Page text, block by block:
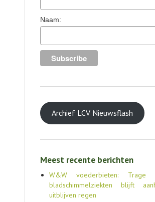
Naam:
Archief LCV Nieuwsflash
Meest recente berichten
W&W voederbieten: Trage
bladschimmelziekten blijft
uitblijven regen